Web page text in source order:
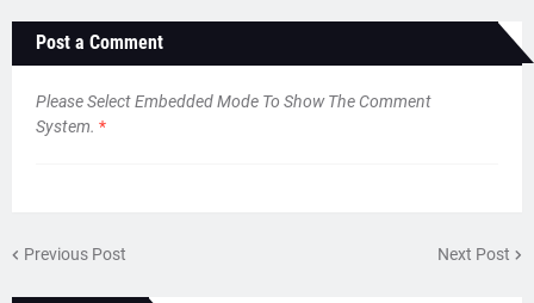
Post a Comment
Please Select Embedded Mode To Show The Comment
System. *
Previous Post Next Post